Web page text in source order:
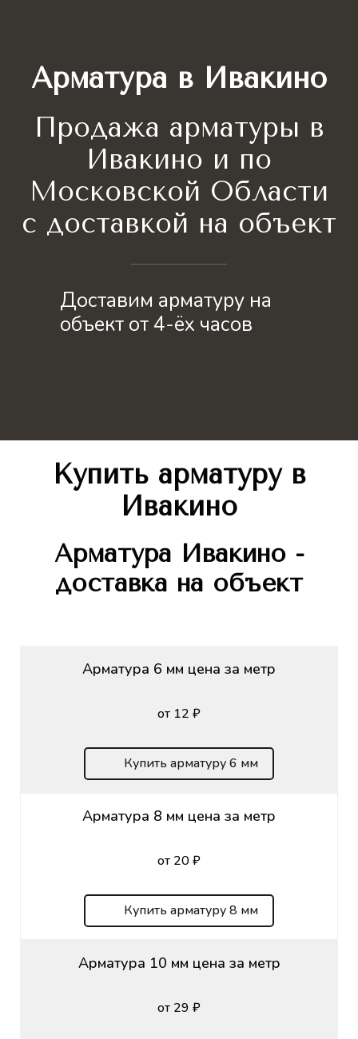
Арматура в Ивакино
Продажа арматуры в
Ивакино и по
Московской Области
с доставкой на объект
Доставим арматуру на
объект от 4-ёх часов
Купить арматуру в
Ивакино
Арматура Ивакино -
доставка на объект
Арматура 6 мм цена за метр
от 12 ₽
Купить арматуру 6 мм
Арматура 8 мм цена за метр
от 20 ₽
Купить арматуру 8 мм
Арматура 10 мм цена за метр
от 29 ₽